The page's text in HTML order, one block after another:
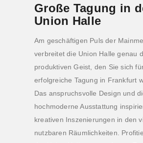
Große Tagung in
Union Halle
Am geschäftigen Puls der
verbreitet die Union Halle genau
produktiven Geist, den Sie sich
erfolgreiche Tagung in Frankfurt
Das anspruchsvolle Design und
hochmoderne Ausstattung
kreativen Inszenierungen in den
nutzbaren Räumlichkeiten.